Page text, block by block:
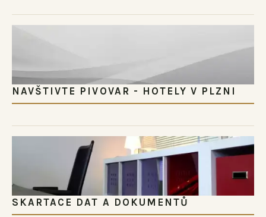
NAVŠTIVTE PIVOVAR - HOTELY V PLZNI
SKARTACE DAT A DOKUMENTŮ